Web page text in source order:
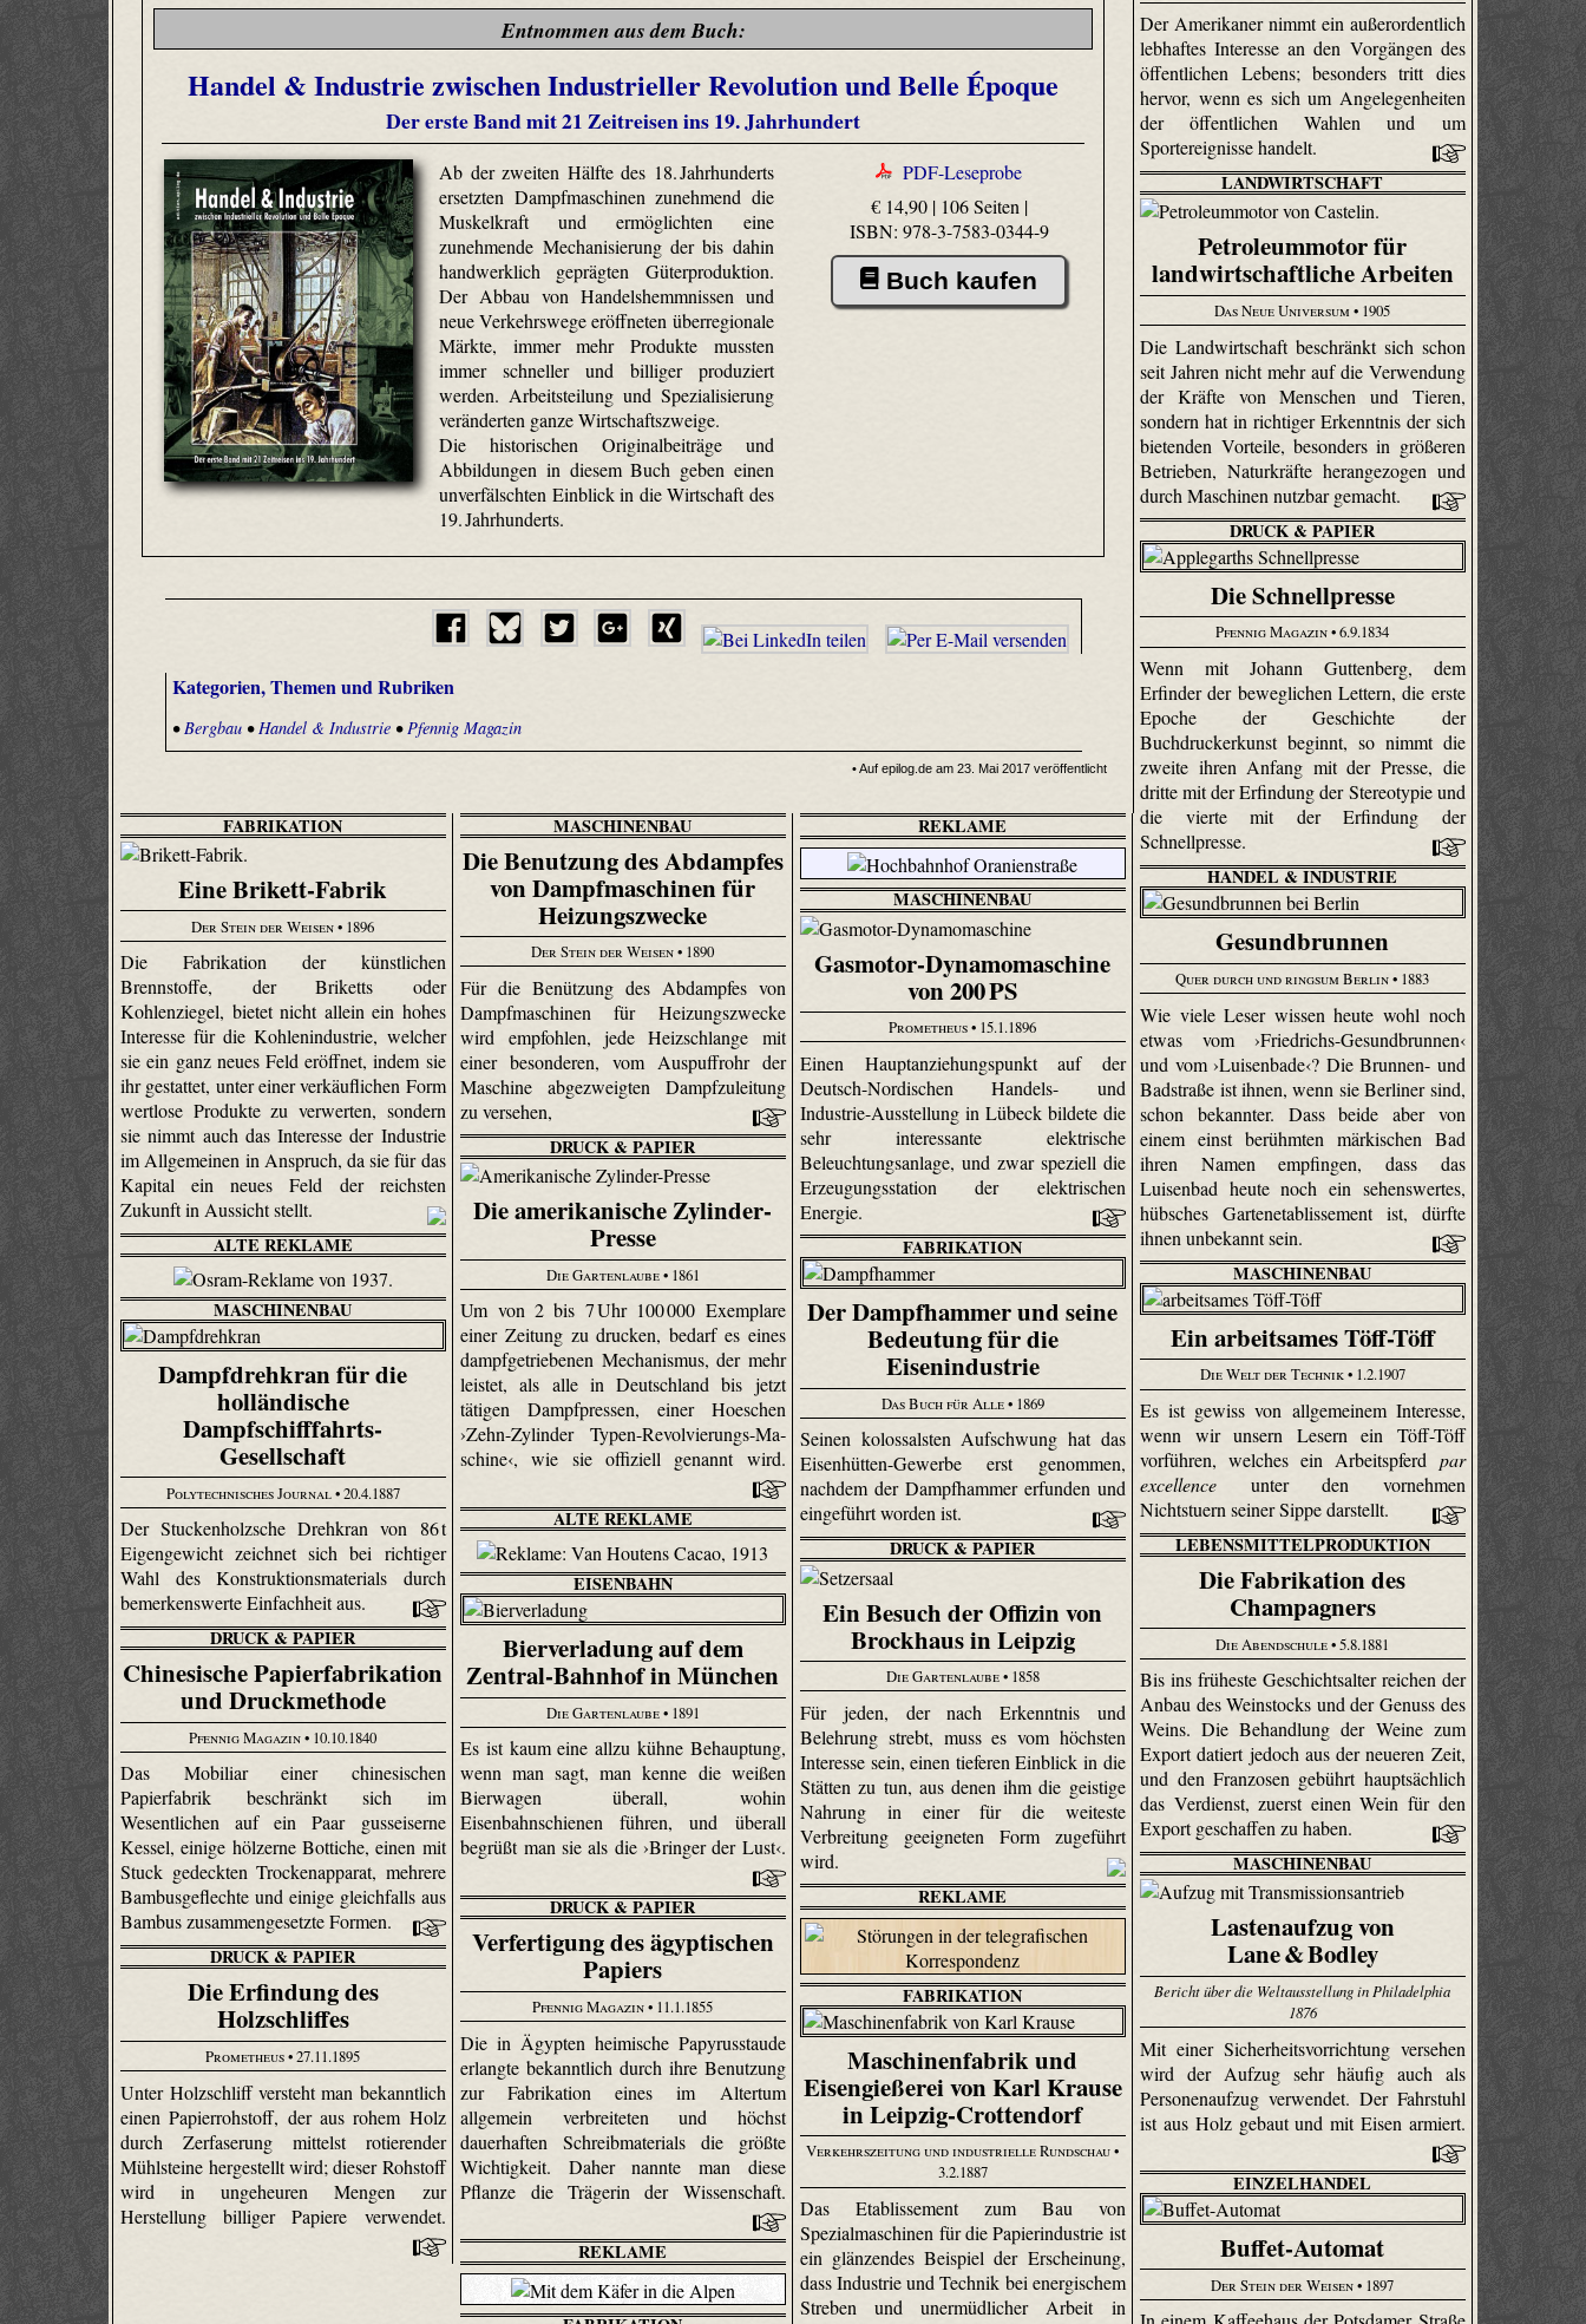
Entnommen aus dem Buch:
Handel & Industrie zwischen Industrieller Revolution und Belle Époque
Der erste Band mit 21 Zeitreisen ins 19. Jahrhundert
Ab der zweiten Hälfte des 18. Jahrhunderts
ersetzten Dampfmaschinen zunehmend die
Muskelkraft und ermöglichten eine
zunehmende Mechanisierung der bis dahin
handwerklich geprägten Güterproduktion.
Der Abbau von Handelshemmnissen und
neue Verkehrswege eröffneten überregionale
Märkte, immer mehr Produkte mussten
immer schneller und billiger produziert
werden. Arbeitsteilung und Spezialisierung
veränderten ganze Wirtschaftszweige.
Die historischen Originalbeiträge und
Abbildungen in diesem Buch geben einen
unverfälschten Einblick in die Wirtschaft des
19. Jahrhunderts.
PDF-Leseprobe
€ 14,90 | 106 Seiten |
ISBN: 978-3-7583-0344-9
Buch kaufen
Kategorien, Themen und Rubriken
•Bergbau •Handel & Industrie •Pfennig Magazin
• Auf epilog.de am 23. Mai 2017 veröffentlicht
Der Amerikaner nimmt ein außerordentlich
lebhaftes Interesse an den Vorgängen des
öffentlichen Lebens; besonders tritt dies
hervor, wenn es sich um Angelegenheiten
der öffentlichen Wahlen und um
Sportereignisse handelt.
LANDWIRTSCHAFT
Petroleummotor für
landwirtschaftliche Arbeiten
Das Neue Universum • 1905
Die Landwirtschaft beschränkt sich schon
seit Jahren nicht mehr auf die Verwendung
der Kräfte von Menschen und Tieren,
sondern hat in richtiger Erkenntnis der sich
bietenden Vorteile, besonders in größeren
Betrieben, Naturkräfte herangezogen und
durch Maschinen nutzbar gemacht.
DRUCK & PAPIER
Die Schnellpresse
Pfennig Magazin• 6.9.1834
Wenn mit Johann Guttenberg, dem
Erfinder der beweglichen Lettern, die erste
Epoche der Geschichte der
Buchdruckerkunst beginnt, so nimmt die
zweite ihren Anfang mit der Presse, die
dritte mit der Erfindung der Stereotypie und
die vierte mit der Erfindung der
Schnellpresse.
FABRIKATION
Eine Brikett-Fabrik
Der Stein der Weisen• 1896
Die Fabrikation der künstlichen
Brennstoffe, der Briketts oder
Kohlenziegel, bietet nicht allein ein hohes
Interesse für die Kohlenindustrie, welcher
sie ein ganz neues Feld eröffnet, indem sie
ihr gestattet, unter einer verkäuflichen Form
wertlose Produkte zu verwerten, sondern
sie nimmt auch das Interesse der Industrie
im Allgemeinen in Anspruch, da sie für das
Kapital ein neues Feld der reichsten
Zukunft in Aussicht stellt.
MASCHINENBAU
Die Benutzung des Abdampfes
von Dampfmaschinen für
Heizungszwecke
Der Stein der Weisen• 1890
Für die Benützung des Abdampfes von
Dampfmaschinen für Heizungszwecke
wird empfohlen, jede Heizschlange mit
einer besonderen, vom Auspuffrohr der
Maschine abgezweigten Dampfzuleitung
zu versehen,
REKLAME
MASCHINENBAU
Gasmotor-Dynamomaschine
von 200 PS
Prometheus• 15.1.1896
Einen Hauptanziehungspunkt auf der
Deutsch-Nordischen Handels- und
Industrie-Ausstellung in Lübeck bildete die
sehr interessante elektrische
Beleuchtungsanlage, und zwar speziell die
Erzeugungsstation der elektrischen
Energie.
HANDEL & INDUSTRIE
Gesundbrunnen
Quer durch und ringsum Berlin• 1883
Wie viele Leser wissen heute wohl noch
etwas vom ›Friedrichs-Gesundbrunnen‹
und vom ›Luisenbade‹? Die Brunnen- und
Badstraße ist ihnen, wenn sie Berliner sind,
schon bekannter. Dass beide aber von
einem einst berühmten märkischen Bad
ihren Namen empfingen, dass das
Luisenbad heute noch ein sehenswertes,
hübsches Gartenetablissement ist, dürfte
ihnen unbekannt sein.
DRUCK & PAPIER
Die amerikanische Zylinder-
Presse
Die Gartenlaube• 1861
Um von 2 bis 7 Uhr 100 000 Exemplare
einer Zeitung zu drucken, bedarf es eines
dampfgetriebenen Mechanismus, der mehr
leistet, als alle in Deutschland bis jetzt
tätigen Dampfpressen, einer Hoeschen
›Zehn-Zy­linder Typen-Re­vol­vie­rungs-Ma­
schi­ne‹, wie sie offiziell genannt wird.
ALTE REKLAME
MASCHINENBAU
Dampfdrehkran für die
holländische
Dampfschifffahrts-
Gesellschaft
Polytechnisches Journal• 20.4.1887
Der Stuckenholzsche Drehkran von 86 t
Eigengewicht zeichnet sich bei richtiger
Wahl des Konstruktionsmaterials durch
bemerkenswerte Einfachheit aus.
FABRIKATION
Der Dampfhammer und seine
Bedeutung für die
Eisenindustrie
Das Buch für Alle• 1869
Seinen kolossalsten Aufschwung hat das
Eisenhütten-Gewerbe erst genommen,
nachdem der Dampfhammer erfunden und
eingeführt worden ist.
MASCHINENBAU
Ein arbeitsames Töff-Töff
Die Welt der Technik• 1.2.1907
Es ist gewiss von allgemeinem Interesse,
wenn wir unsern Lesern ein Töff-Töff
vorführen, welches ein Arbeitspferd par
excellence unter den vornehmen
Nichtstuern seiner Sippe darstellt.
ALTE REKLAME
EISENBAHN
Bierverladung auf dem
Zentral-Bahnhof in München
Die Gartenlaube• 1891
Es ist kaum eine allzu kühne Behauptung,
wenn man sagt, man kenne die weißen
Bierwagen überall, wohin
Eisenbahnschienen führen, und überall
begrüßt man sie als die ›Bringer der Lust‹.
LEBENSMITTELPRODUKTION
Die Fabrikation des
Champagners
Die Abendschule• 5.8.1881
Bis ins früheste Geschichtsalter reichen der
Anbau des Weinstocks und der Genuss des
Weins. Die Behandlung der Weine zum
Export datiert jedoch aus der neueren Zeit,
und den Franzosen gebührt hauptsächlich
das Verdienst, zuerst einen Wein für den
Export geschaffen zu haben.
DRUCK & PAPIER
Ein Besuch der Offizin von
Brockhaus in Leipzig
Die Gartenlaube• 1858
Für jeden, der nach Erkenntnis und
Belehrung strebt, muss es vom höchsten
Interesse sein, einen tieferen Einblick in die
Stätten zu tun, aus denen ihm die geistige
Nahrung in einer für die weiteste
Verbreitung geeigneten Form zugeführt
wird.
DRUCK & PAPIER
Chinesische Papierfabrikation
und Druckmethode
Pfennig Magazin• 10.10.1840
Das Mobiliar einer chinesischen
Papierfabrik beschränkt sich im
Wesentlichen auf ein Paar gusseiserne
Kessel, einige hölzerne Bottiche, einen mit
Stuck gedeckten Trockenapparat, mehrere
Bambus­geflechte und einige gleichfalls aus
Bambus zusammengesetzte Formen.
MASCHINENBAU
Lastenaufzug von
Lane & Bodley
Bericht über die Weltausstellung in Philadelphia
1876
Mit einer Sicherheitsvorrichtung versehen
wird der Aufzug sehr häufig auch als
Personenaufzug verwendet. Der Fahrstuhl
ist aus Holz gebaut und mit Eisen armiert.
REKLAME
FABRIKATION
Maschinenfabrik und
Eisengießerei von Karl Krause
in Leipzig-Crottendorf
Verkehrszeitung und industrielle Rundschau•
3.2.1887
Das Etablissement zum Bau von
Spezialmaschinen für die Papierindustrie ist
ein glänzendes Beispiel der Erscheinung,
dass Industrie und Technik bei energischem
Streben und unermüdlicher Arbeit in
DRUCK & PAPIER
Verfertigung des ägyptischen
Papiers
Pfennig Magazin• 11.1.1855
Die in Ägypten heimische Papyrusstaude
erlangte bekanntlich durch ihre Benutzung
zur Fabrikation eines im Altertum
allgemein verbreiteten und höchst
dauerhaften Schreibmaterials die größte
Wichtigkeit. Daher nannte man diese
Pflanze die Trägerin der Wissenschaft.
DRUCK & PAPIER
Die Erfindung des
Holzschliffes
Prometheus• 27.11.1895
Unter Holzschliff versteht man bekanntlich
einen Papierrohstoff, der aus rohem Holz
durch Zerfaserung mittelst rotierender
Mühlsteine hergestellt wird; dieser Rohstoff
wird in ungeheuren Mengen zur
Herstellung billiger Papiere verwendet.
EINZELHANDEL
Buffet-Automat
Der Stein der Weisen• 1897
REKLAME